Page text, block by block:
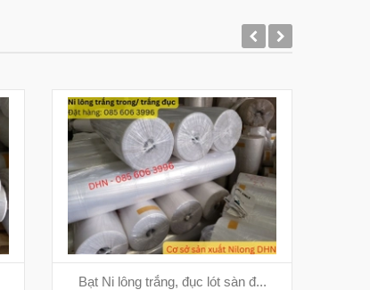
Bạt Ni lông trắng, đục lót sàn đ...